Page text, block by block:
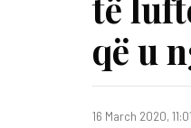
që u
16 March 2020, 11:01